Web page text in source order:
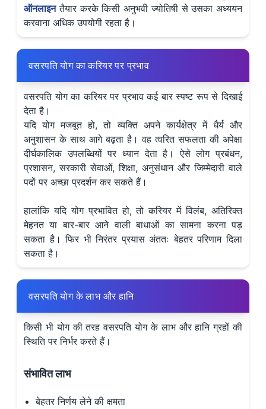
ऑनलाइनतैयार करके किसी अनुभवी ज्योतिषी से उसका अध्ययन
करवाना अधिक उपयोगी रहता है।
वसरपति योग का करियर पर प्रभाव
वसरपति योग का करियर पर प्रभाव कई बार स्पष्ट रूप से दिखाई
देता है।
यदि योग मजबूत हो, तो व्यक्ति अपने कार्यक्षेत्र में धैर्य और
अनुशासन के साथ आगे बढ़ता है। वह त्वरित सफलता की अपेक्षा
दीर्घकालिक उपलब्धियों पर ध्यान देता है। ऐसे लोग प्रबंधन,
प्रशासन, सरकारी सेवाओं, शिक्षा, अनुसंधान और जिम्मेदारी वाले
पदों पर अच्छा प्रदर्शन कर सकते हैं।
हालांकि यदि योग प्रभावित हो, तो करियर में विलंब, अतिरिक्त
मेहनत या बार-बार आने वाली बाधाओं का सामना करना पड़
सकता है। फिर भी निरंतर प्रयास अंततः बेहतर परिणाम दिला
सकता है।
वसरपति योग के लाभ और हानि
किसी भी योग की तरह वसरपति योग के लाभ और हानि ग्रहों की
स्थिति पर निर्भर करते हैं।
संभावित लाभ
बेहतर निर्णय लेने की क्षमता